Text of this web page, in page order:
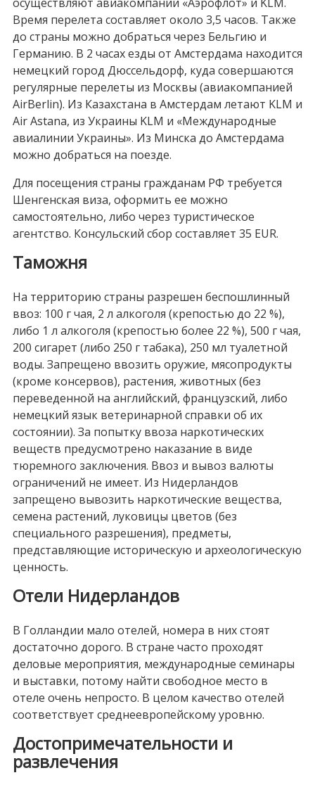
Время перелета составляет около 3,5 часов. Также
до страны можно добраться через Бельгию и
Германию. В 2 часах езды от Амстердама находится
немецкий город Дюссельдорф, куда совершаются
регулярные перелеты из Москвы (авиакомпанией
AirBerlin). Из Казахстана в Амстердам летают KLM и
Air Astana, из Украины KLM и «Международные
авиалинии Украины». Из Минска до Амстердама
можно добраться на поезде.
Для посещения страны гражданам РФ требуется
Шенгенская виза, оформить ее можно
самостоятельно, либо через туристическое
агентство. Консульский сбор составляет 35 EUR.
Таможня
На территорию страны разрешен беспошлинный
ввоз: 100 г чая, 2 л алкоголя (крепостью до 22 %),
либо 1 л алкоголя (крепостью более 22 %), 500 г чая,
200 сигарет (либо 250 г табака), 250 мл туалетной
воды. Запрещено ввозить оружие, мясопродукты
(кроме консервов), растения, животных (без
переведенной на английский, французский, либо
немецкий язык ветеринарной справки об их
состоянии). За попытку ввоза наркотических
веществ предусмотрено наказание в виде
тюремного заключения. Ввоз и вывоз валюты
ограничений не имеет. Из Нидерландов
запрещено вывозить наркотические вещества,
семена растений, луковицы цветов (без
специального разрешения), предметы,
представляющие историческую и археологическую
ценность.
Отели Нидерландов
В Голландии мало отелей, номера в них стоят
достаточно дорого. В стране часто проходят
деловые мероприятия, международные семинары
и выставки, потому найти свободное место в
отеле очень непросто. В целом качество отелей
соответствует среднеевропейскому уровню.
Достопримечательности и
развлечения